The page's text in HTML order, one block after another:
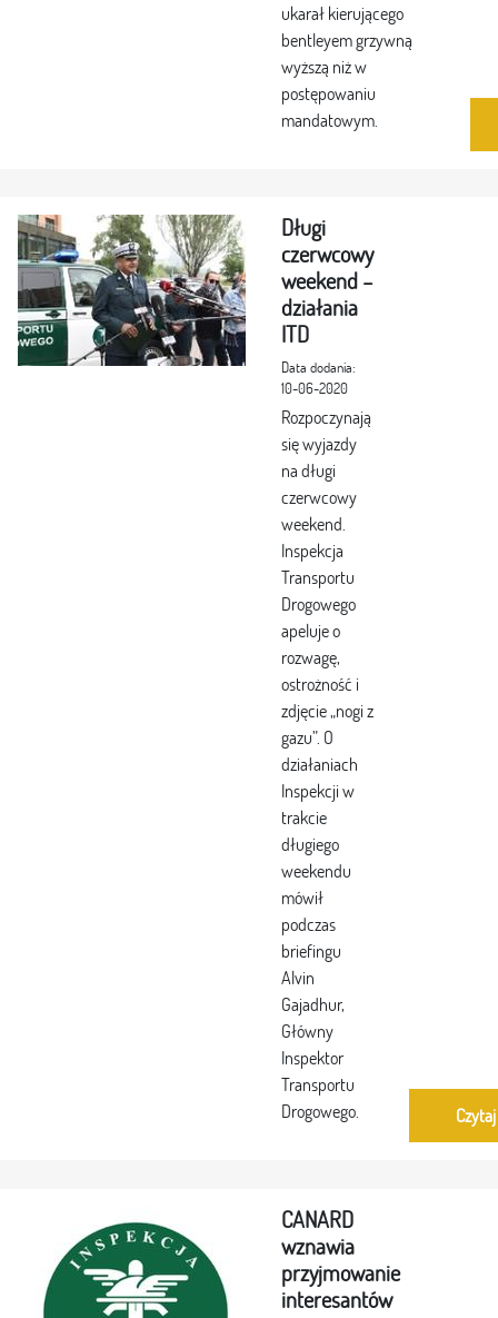
ukarał kierującego
bentleyem grzywną
wyższą niż w
postępowaniu
mandatowym.
Długi
czerwcowy
weekend –
działania
ITD
Data dodania:
10-06-2020
Rozpoczynają
się wyjazdy
na długi
czerwcowy
weekend.
Inspekcja
Transportu
Drogowego
apeluje o
rozwagę,
ostrożność i
zdjęcie „nogi z
gazu”. O
działaniach
Inspekcji w
trakcie
długiego
weekendu
mówił
podczas
briefingu
Alvin
Gajadhur,
Główny
Inspektor
Transportu
Drogowego.
CANARD
wznawia
przyjmowanie
interesantów